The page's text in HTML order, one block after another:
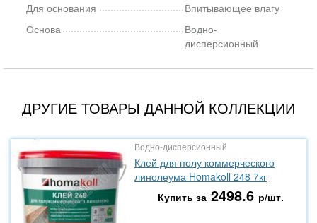
Для основания
Впитывающее влагу
Основа
Водно-
дисперсионный
ДРУГИЕ ТОВАРЫ ДАННОЙ КОЛЛЕКЦИИ
Водно-дисперсионный
Клей для полу коммерческого
линолеума Homakoll 248 7кг
Купить за 2498.6 р/шт.